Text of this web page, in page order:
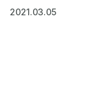
2021.03.05